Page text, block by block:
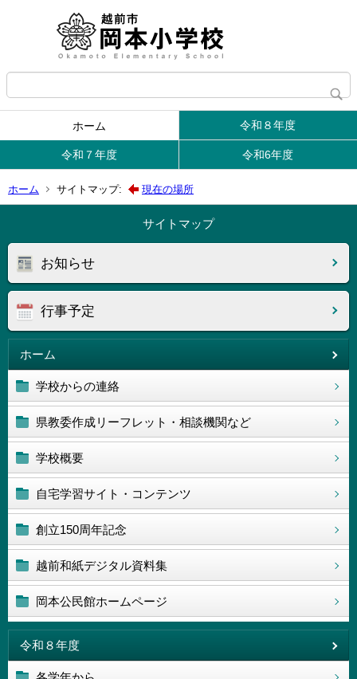
ホーム 令和８年度
令和７年度 令和6年度
ホーム サイトマップ: 現在の場所
サイトマップ
お知らせ
行事予定
ホーム
学校からの連絡
県教委作成リーフレット・相談機関など
学校概要
自宅学習サイト・コンテンツ
創立150周年記念
越前和紙デジタル資料集
岡本公民館ホームページ
令和８年度